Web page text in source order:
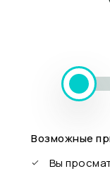
Возможные
Вы